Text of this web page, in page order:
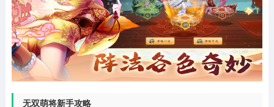
无双萌将新手攻略